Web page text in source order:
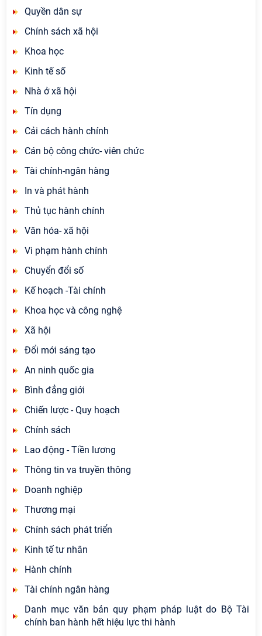
Quyền dân sự
Chính sách xã hội
Khoa học
Kinh tế số
Nhà ở xã hội
Tín dụng
Cải cách hành chính
Cán bộ công chức- viên chức
Tài chính-ngân hàng
In và phát hành
Thủ tục hành chính
Văn hóa- xã hội
Vi phạm hành chính
Chuyển đổi số
Kế hoạch -Tài chính
Khoa học và công nghệ
Xã hội
Đổi mới sáng tạo
An ninh quốc gia
Bình đẳng giới
Chiến lược - Quy hoạch
Chính sách
Lao động - Tiền lương
Thông tin va truyền thông
Doanh nghiệp
Thương mại
Chính sách phát triển
Kinh tế tư nhân
Hành chính
Tài chính ngân hàng
Danh mục văn bản quy phạm pháp luật do Bộ Tài
chính ban hành hết hiệu lực thi hành